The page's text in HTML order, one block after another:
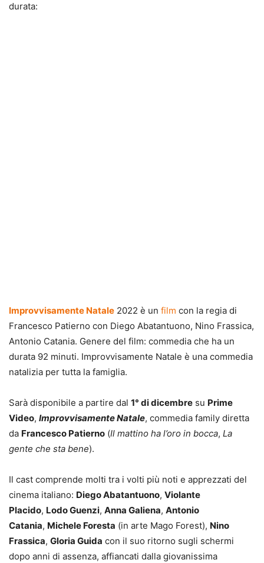
durata:
Improvvisamente Natale 2022 è un film con la regia di
Francesco Patierno con Diego Abatantuono, Nino Frassica,
Antonio Catania. Genere del film: commedia che ha un
durata 92 minuti. Improvvisamente Natale è una commedia
natalizia per tutta la famiglia.
Sarà disponibile a partire dal 1° di dicembre su Prime
Video, Improvvisamente Natale, commedia family diretta
da Francesco Patierno (Il mattino ha l’oro in bocca, La
gente che sta bene).
Il cast comprende molti tra i volti più noti e apprezzati del
cinema italiano: Diego Abatantuono, Violante
Placido, Lodo Guenzi, Anna Galiena, Antonio
Catania, Michele Foresta (in arte Mago Forest), Nino
Frassica, Gloria Guida con il suo ritorno sugli schermi
dopo anni di assenza, affiancati dalla giovanissima